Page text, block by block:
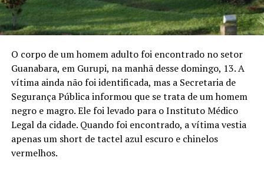
O corpo de um homem adulto foi encontrado no setor
Guanabara, em Gurupi, na manhã desse domingo, 13. A
vítima ainda não foi identificada, mas a Secretaria de
Segurança Pública informou que se trata de um homem
negro e magro. Ele foi levado para o Instituto Médico
Legal da cidade. Quando foi encontrado, a vítima vestia
apenas um short de tactel azul escuro e chinelos
vermelhos.